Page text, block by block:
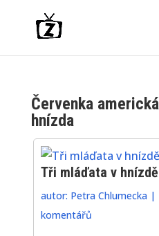
Červenka
hnízda
Tři mláďata v hnízdě
autor: Petra Chlumecka |
komentářů